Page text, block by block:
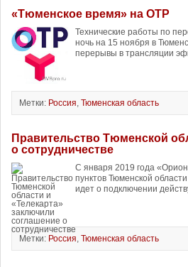
«Тюменское время» на ОТР
Технические работы по
ночь на 15 ноября в
перерывы в трансляции
Метки: Россия, Тюменская область
Правительство Тюменской
о сотрудничестве
С января 2019 года
пунктов Тюменской
идет о подключении
Метки: Россия, Тюменская область